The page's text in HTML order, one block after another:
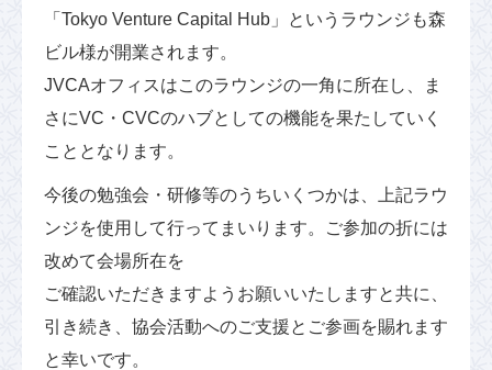
「Tokyo Venture Capital Hub」というラウンジも森
ビル様が開業されます。
JVCAオフィスはこのラウンジの一角に所在し、ま
さにVC・CVCのハブとしての機能を果たしていく
こととなります。
今後の勉強会・研修等のうちいくつかは、上記ラウ
ンジを使用して行ってまいります。ご参加の折には
改めて会場所在を
ご確認いただきますようお願いいたしますと共に、
引き続き、協会活動へのご支援とご参画を賜れます
と幸いです。